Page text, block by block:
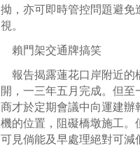
拗，亦可即時管控問題避
視。
賴門架交通牌搞笑
報告揭露蓮花口岸附近的
開，一三年五月完成。但
商才於定期會議中向運建
機的位置，阻礙橋墩施工
可見倘能及早處理絕對可減